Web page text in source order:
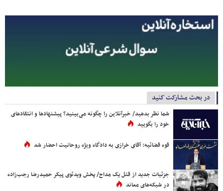
در بحث مشارکت کنید
شما نظر بدهید/ خبرآنلاین را چگونه می‌بینید؟ پیشنهادها و انتقادهای
خود را بگویید
قوه قضائیه: آقای خرازی به دادگاه ویژه روحانیت احضار شد
جزئیات جدید از قتل یک مداح/ پخش ویدئوی پیکر حمیدرضا رجب‌زاده
در شبکه‌های معاند